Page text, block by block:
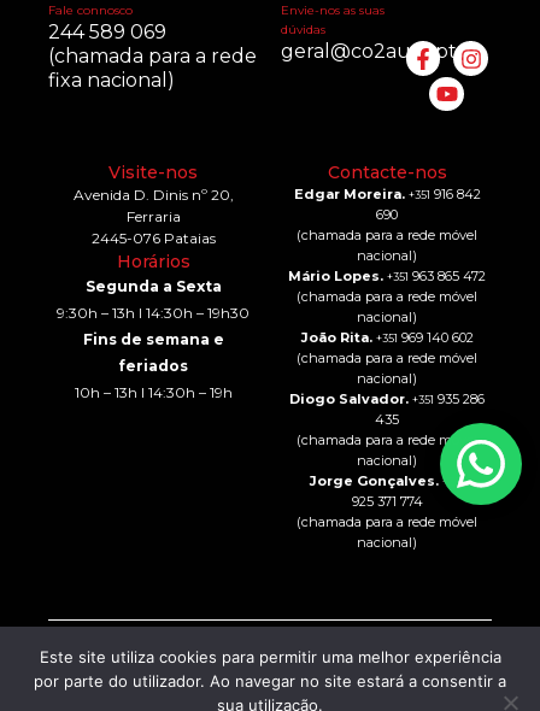
Visite-nos
Avenida D. Dinis nº 20,
Ferraria
2445-076 Pataias
Horários
Segunda a Sexta
9:30h – 13h I 14:30h – 19h30
Fins de semana e
feriados
10h – 13h I 14:30h – 19h
Contacte-nos
Edgar Moreira. +351 916 842
690
(chamada para a rede móvel
nacional)
Mário Lopes. +351 963 865 472
(chamada para a rede móvel
nacional)
João Rita. +351 969 140 602
(chamada para a rede móvel
nacional)
Diogo Salvador. +351 935 286
435
(chamada para a rede móvel
nacional)
Jorge Gonçalves.+351
925 371 774
(chamada para a rede móvel
nacional)
Fale connosco
244 589 069
(chamada para a rede
fixa nacional)
Envie-nos as suas
dúvidas
geral@co2auto.pt
© 2024 – All rights Reserved
CO2 AUTO – COMÉRCIO DE
AUTOMÓVEIS, LDA
Intermediação de Crédito
Política de Privacidade
Este site utiliza cookies para permitir uma melhor experiência
por parte do utilizador. Ao navegar no site estará a consentir a
sua utilização.